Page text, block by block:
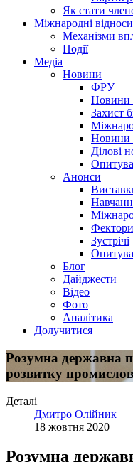
Як стати
Міжнародні
Механізми
Події
Медіа
Новини
ФРУ
Новини
Захист
Новини
Ділові
Анонси
Зустрічі
Блог
Дайджести
Відео
Фото
Аналітика
Долучитися
Розумна державна
розвитку
Деталі
Дмитро Олійник
18 жовтня 2020
Розумна